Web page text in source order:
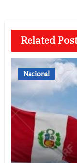
Related Post
Nacional